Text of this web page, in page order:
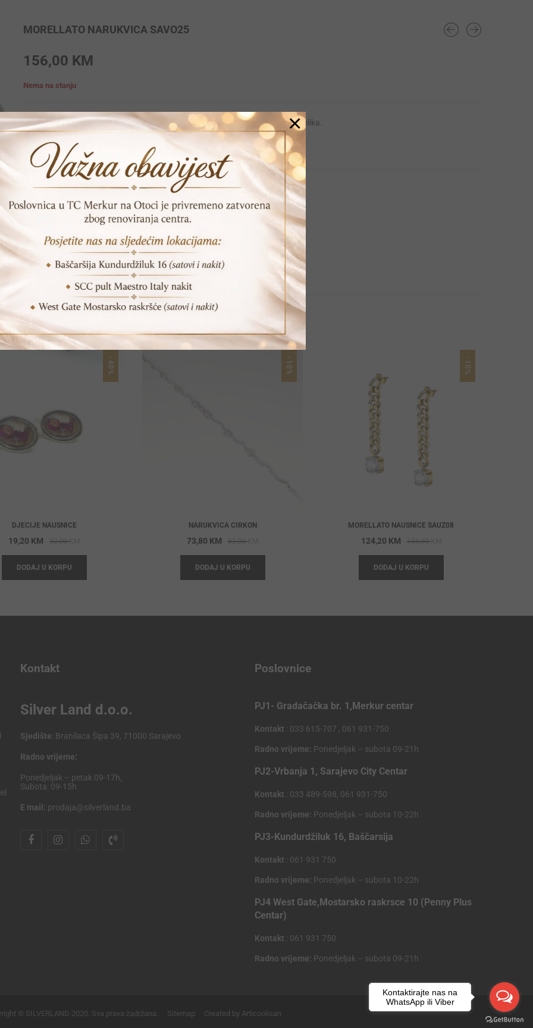
MORELLATO NARUKVICA SAVO25
156,00 KM
Nema na stanju
Brendirana narukvica Morellato izrađena od najkvalitetnijeg antialergijskog čelika.
Pošalji prijatelju
-40%
DJECIJE NAUSNICE
32,00
price
32,00 KM.
19,20 KM
price
19,20 KM.
DODAJ U KORPU
-10%
NARUKVICA CIRKON
82,00
price
82,00 KM.
73,80 KM
price
73,80 KM.
DODAJ U KORPU
-10%
MORELLATO NAUSNICE SAUZ08
138,00KM
price
138,00 KM.
124,20 KM
price
124,20 KM.
DODAJ U KORPU
Kontakt
Silver Land d.o.o.
Sjedište: Branilaca Šipa 39, 71000 Sarajevo
Radno vrijeme:
Ponedjeljak – petak 09-17h,
Subota: 09-15h
E mail: prodaja@silverland.ba
Poslovnice
PJ1- Gradačačka br. 1,Merkur centar
Kontakt : 033 615-707 , 061 931-750
Radno vrijeme: Ponedjeljak – subota 09-21h
PJ2-Vrbanja 1, Sarajevo City Centar
Kontakt : 033 489-598, 061 931-750
Radno vrijeme: Ponedjeljak – subota 10-22h
PJ3-Kundurdžiluk 16, Baščarsija
Kontakt : 061 931 750
Radno vrijeme: Ponedjeljak – subota 10-22h
PJ4 West Gate,Mostarsko raskrsce 10 (Penny Plus
Centar)
Kontakt : 061 931 750
Radno vrijeme: Ponedjeljak – subota 09-21h
© SILVERLAND 2020. Sva prava zadržana. Sitemap Created by Articoolisan
×
Kontaktirajte nas na
WhatsApp ili Viber